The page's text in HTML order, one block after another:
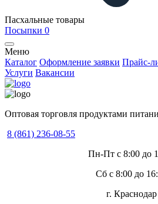
Пасхальные товары
Посыпки 0
Меню
Каталог Оформление заявки Прайс-
Услуги Вакансии
Оптовая торговля продуктами
8 (861) 236-08-55
Пн-Пт с 8:00 до
Сб с 8:00 до
г. Краснодар